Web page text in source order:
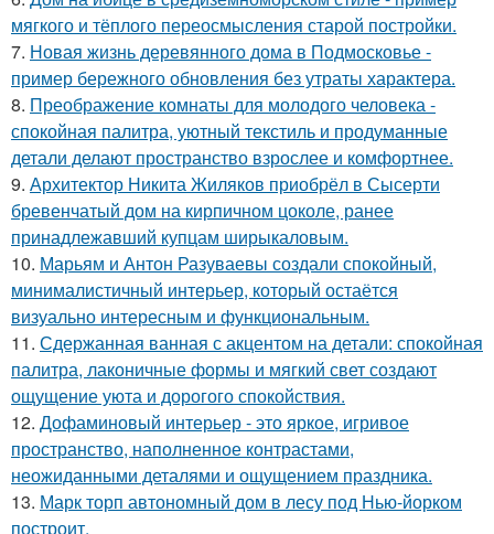
мягкого и тёплого переосмысления старой постройки.
7. Новая жизнь деревянного дома в Подмосковье -
пример бережного обновления без утраты характера.
8. Преображение комнаты для молодого человека -
спокойная палитра, уютный текстиль и продуманные
детали делают пространство взрослее и комфортнее.
9. Архитектор Никита Жиляков приобрёл в Сысерти
бревенчатый дом на кирпичном цоколе, ранее
принадлежавший купцам ширыкаловым.
10. Марьям и Антон Разуваевы создали спокойный,
минималистичный интерьер, который остаётся
визуально интересным и функциональным.
11. Сдержанная ванная с акцентом на детали: спокойная
палитра, лаконичные формы и мягкий свет создают
ощущение уюта и дорогого спокойствия.
12. Дофаминовый интерьер - это яркое, игривое
пространство, наполненное контрастами,
неожиданными деталями и ощущением праздника.
13. Марк торп автономный дом в лесу под Нью-йорком
построит.